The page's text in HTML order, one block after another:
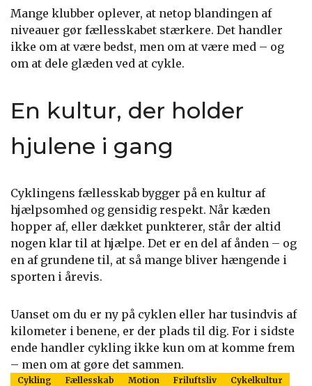
Mange klubber oplever, at netop blandingen af
niveauer gør fællesskabet stærkere. Det handler
ikke om at være bedst, men om at være med – og
om at dele glæden ved at cykle.
En kultur, der holder
hjulene i gang
Cyklingens fællesskab bygger på en kultur af
hjælpsomhed og gensidig respekt. Når kæden
hopper af, eller dækket punkterer, står der altid
nogen klar til at hjælpe. Det er en del af ånden – og
en af grundene til, at så mange bliver hængende i
sporten i årevis.
Uanset om du er ny på cyklen eller har tusindvis af
kilometer i benene, er der plads til dig. For i sidste
ende handler cykling ikke kun om at komme frem
– men om at gøre det sammen.
Cykling Fællesskab Motion Friluftsliv Cykelkultur